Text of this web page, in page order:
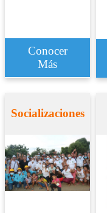
Conocer
Más
Socializaciones